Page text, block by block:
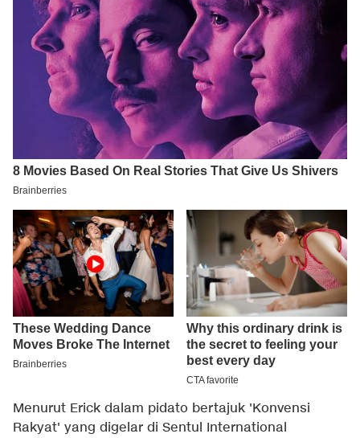
Menurut Erick dalam pidato bertajuk 'Konvensi
Rakyat' yang digelar di Sentul International